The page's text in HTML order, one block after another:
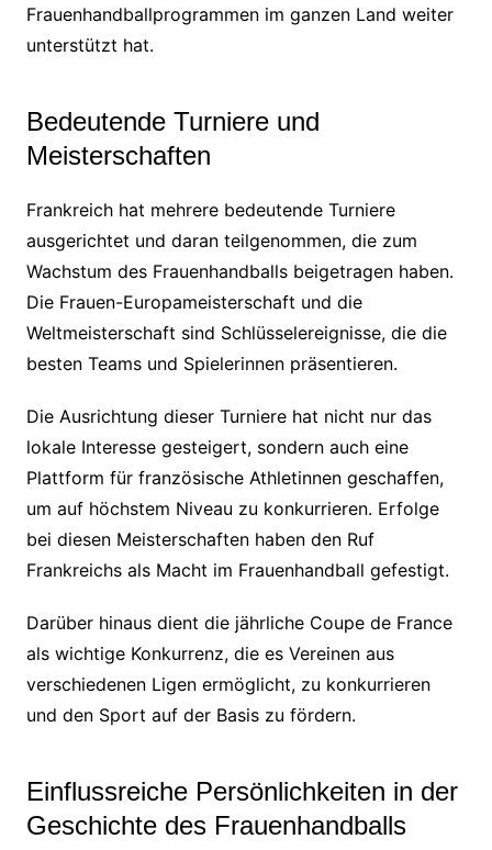
Frauenhandballprogrammen im ganzen Land weiter
unterstützt hat.
Bedeutende Turniere und
Meisterschaften
Frankreich hat mehrere bedeutende Turniere
ausgerichtet und daran teilgenommen, die zum
Wachstum des Frauenhandballs beigetragen haben.
Die Frauen-Europameisterschaft und die
Weltmeisterschaft sind Schlüsselereignisse, die die
besten Teams und Spielerinnen präsentieren.
Die Ausrichtung dieser Turniere hat nicht nur das
lokale Interesse gesteigert, sondern auch eine
Plattform für französische Athletinnen geschaffen,
um auf höchstem Niveau zu konkurrieren. Erfolge
bei diesen Meisterschaften haben den Ruf
Frankreichs als Macht im Frauenhandball gefestigt.
Darüber hinaus dient die jährliche Coupe de France
als wichtige Konkurrenz, die es Vereinen aus
verschiedenen Ligen ermöglicht, zu konkurrieren
und den Sport auf der Basis zu fördern.
Einflussreiche Persönlichkeiten in der
Geschichte des Frauenhandballs